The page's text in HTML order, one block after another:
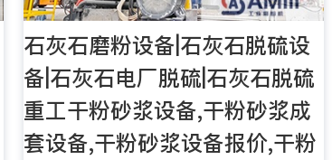
石灰石磨粉设备|石灰石脱硫设
备|石灰石电厂脱硫|石灰石脱硫
重工干粉砂浆设备,干粉砂浆成
套设备,干粉砂浆设备报价,干粉